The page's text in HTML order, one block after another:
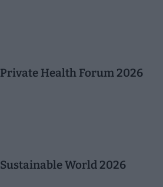
Private Health Forum 2026
Sustainable World 2026